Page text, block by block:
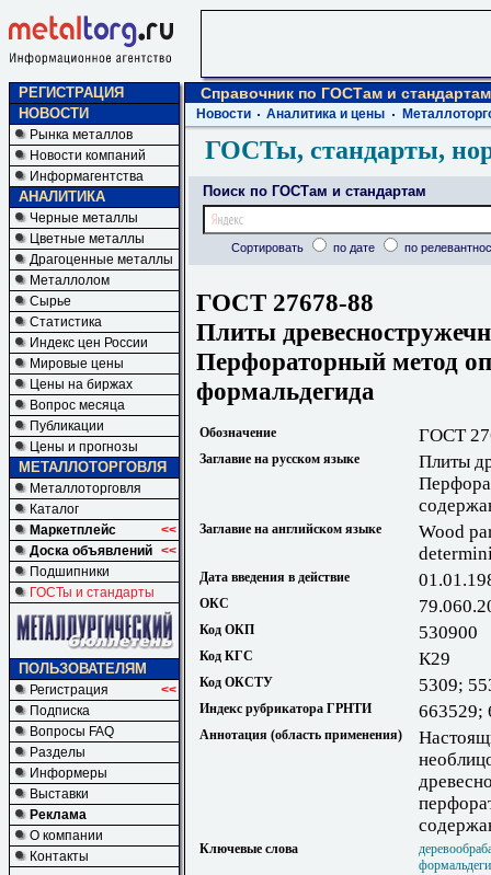
РЕГИСТРАЦИЯ
НОВОСТИ
Рынка металлов
Новости компаний
Информагентства
АНАЛИТИКА
Черные металлы
Цветные металлы
Драгоценные металлы
Металлолом
Сырье
Статистика
Индекс цен России
Мировые цены
Цены на биржах
Вопрос месяца
Публикации
Цены и прогнозы
МЕТАЛЛОТОРГОВЛЯ
Металлоторговля
Каталог
Маркетплейс
<<
Доска объявлений <<
Подшипники
ГОСТы и стандарты
ПОЛЬЗОВАТЕЛЯМ
Регистрация
<<
Подписка
Вопросы FAQ
Разделы
Информеры
Выставки
Реклама
О компании
Контакты
Справочник по ГОСТам и стандартам
Новости Аналитика и цены
ГОСТы, стандарты,
Поиск по ГОСТам и стандартам
Сортировать по дате по
ГОСТ 27678-88
Плиты
Перфораторный метод
формальдегида
Обозначение ГОСТ
Заглавие на русском языке
Плиты
Заглавие на английском языке
Wood
Дата введения в действие
ОКС
Код ОКП 530900
Код КГС К29
Код ОКСТУ 5309;
Индекс рубрикатора ГРНТИ 663529;
Аннотация (область применения)
Ключевые слова